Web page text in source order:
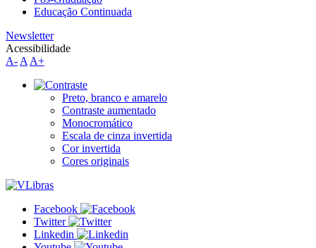
Educação Continuada
Newsletter
Acessibilidade
A- A A+
Preto, branco e amarelo
Contraste aumentado
Monocromático
Escala de cinza invertida
Cor invertida
Cores originais
Facebook
Twitter
Linkedin